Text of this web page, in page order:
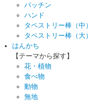
パッチン
ハンド
タペストリー棒（中）
タペストリー棒（大）
はんかち
【テーマから探す】
花・植物
食べ物
動物
無地